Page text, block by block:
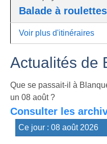
Balade à
Voir plus d'itinéraires
Actualités de
Que se passait-il à
un 08 août ?
Consulter les